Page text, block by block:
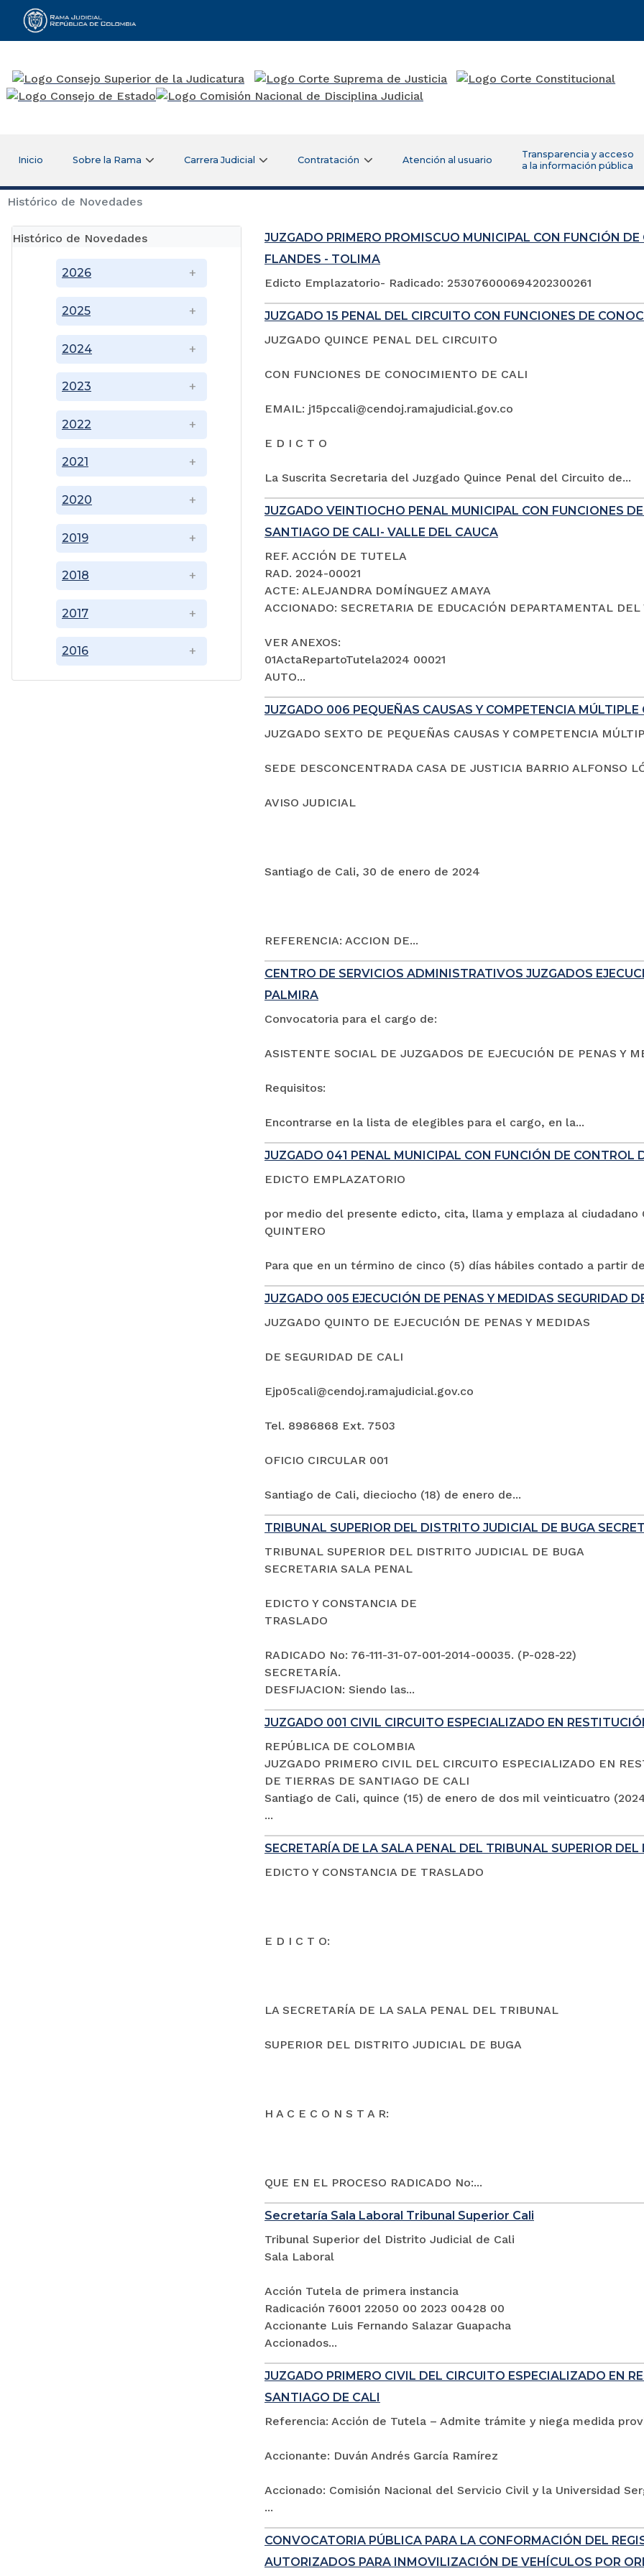
Rama Judicial
Inicio Sobre la Rama Carrera Judicial Contratación Atención al usuario
Transparencia y acceso
a la información pública
Histórico de Novedades
Histórico de Novedades
2016
2017
2018
2019
2020
2021
2022
2023
2024
2025
2026
JUZGADO PRIMERO PROMISCUO MUNICIPAL CON FUNCIÓN
FLANDES - TOLIMA
Edicto Emplazatorio- Radicado: 253076000694202300261
JUZGADO 15 PENAL DEL CIRCUITO CON FUNCIONES DE
JUZGADO QUINCE PENAL DEL CIRCUITO
CON FUNCIONES DE CONOCIMIENTO DE CALI
EMAIL: j15pccali@cendoj.ramajudicial.gov.co
E D I C T O
La Suscrita Secretaria del Juzgado Quince Penal del Circuito de...
JUZGADO VEINTIOCHO PENAL MUNICIPAL CON FUNCIONES
SANTIAGO DE CALI- VALLE DEL CAUCA
REF. ACCIÓN DE TUTELA
RAD. 2024-00021
ACTE: ALEJANDRA DOMÍNGUEZ AMAYA
ACCIONADO: SECRETARIA DE EDUCACIÓN DEPARTAMENTAL
VER ANEXOS:
01ActaRepartoTutela2024 00021
AUTO...
JUZGADO 006 PEQUEÑAS CAUSAS Y COMPETENCIA MÚLTIPLE
JUZGADO SEXTO DE PEQUEÑAS CAUSAS Y COMPETENCIA
SEDE DESCONCENTRADA CASA DE JUSTICIA BARRIO ALFONSO
AVISO JUDICIAL
Santiago de Cali, 30 de enero de 2024
REFERENCIA: ACCION DE...
CENTRO DE SERVICIOS ADMINISTRATIVOS JUZGADOS
PALMIRA
Convocatoria para el cargo de:
ASISTENTE SOCIAL DE JUZGADOS DE EJECUCIÓN DE PENAS Y
Requisitos:
Encontrarse en la lista de elegibles para el cargo, en la...
JUZGADO 041 PENAL MUNICIPAL CON FUNCIÓN DE CONTROL
EDICTO EMPLAZATORIO
por medio del presente edicto, cita, llama y emplaza al ciudadano
QUINTERO
Para que en un término de cinco (5) días hábiles contado a partir
JUZGADO 005 EJECUCIÓN DE PENAS Y MEDIDAS SEGURIDAD
JUZGADO QUINTO DE EJECUCIÓN DE PENAS Y MEDIDAS
DE SEGURIDAD DE CALI
Ejp05cali@cendoj.ramajudicial.gov.co
Tel. 8986868 Ext. 7503
OFICIO CIRCULAR 001
Santiago de Cali, dieciocho (18) de enero de...
TRIBUNAL SUPERIOR DEL DISTRITO JUDICIAL DE BUGA
TRIBUNAL SUPERIOR DEL DISTRITO JUDICIAL DE BUGA
SECRETARIA SALA PENAL
EDICTO Y CONSTANCIA DE
TRASLADO
RADICADO No: 76-111-31-07-001-2014-00035. (P-028-22)
SECRETARÍA.
DESFIJACION: Siendo las...
JUZGADO 001 CIVIL CIRCUITO ESPECIALIZADO EN
REPÚBLICA DE COLOMBIA
JUZGADO PRIMERO CIVIL DEL CIRCUITO ESPECIALIZADO EN
DE TIERRAS DE SANTIAGO DE CALI
Santiago de Cali, quince (15) de enero de dos mil veinticuatro
...
SECRETARÍA DE LA SALA PENAL DEL TRIBUNAL SUPERIOR
EDICTO Y CONSTANCIA DE TRASLADO
E D I C T O:
LA SECRETARÍA DE LA SALA PENAL DEL TRIBUNAL
SUPERIOR DEL DISTRITO JUDICIAL DE BUGA
H A C E C O N S T A R:
QUE EN EL PROCESO RADICADO No:...
Secretaría Sala Laboral Tribunal Superior Cali
Tribunal Superior del Distrito Judicial de Cali
Sala Laboral
Acción Tutela de primera instancia
Radicación 76001 22050 00 2023 00428 00
Accionante Luis Fernando Salazar Guapacha
Accionados...
JUZGADO PRIMERO CIVIL DEL CIRCUITO ESPECIALIZADO EN
SANTIAGO DE CALI
Referencia: Acción de Tutela – Admite trámite y niega medida
Accionante: Duván Andrés García Ramírez
Accionado: Comisión Nacional del Servicio Civil y la Universidad
...
CONVOCATORIA PÚBLICA PARA LA CONFORMACIÓN DEL
AUTORIZADOS PARA INMOVILIZACIÓN DE VEHÍCULOS POR